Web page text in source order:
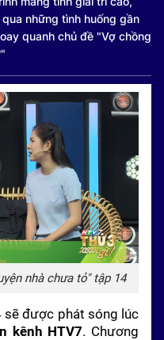
những tình huống gần
quanh chủ đề "Vợ chồng
nhà chưa tỏ" tập 14
sẽ được phát sóng lúc
kênh HTV7. Chương